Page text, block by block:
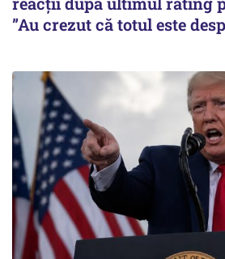
”Au crezut că totul este